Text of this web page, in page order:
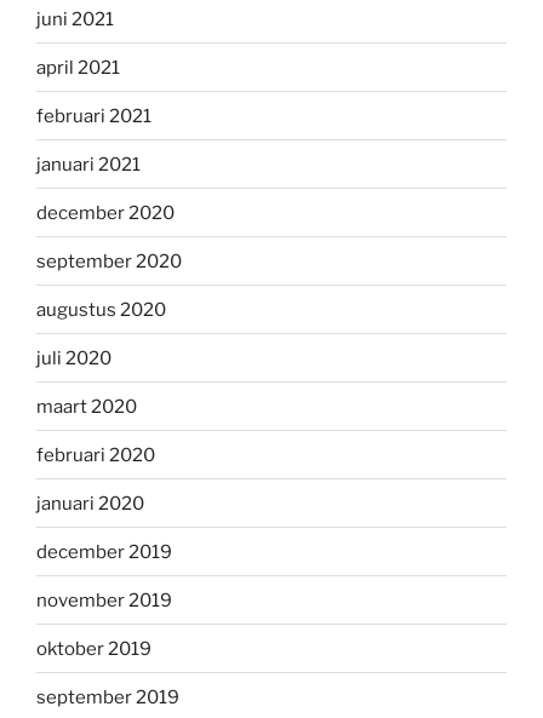
juni 2021
april 2021
februari 2021
januari 2021
december 2020
september 2020
augustus 2020
juli 2020
maart 2020
februari 2020
januari 2020
december 2019
november 2019
oktober 2019
september 2019